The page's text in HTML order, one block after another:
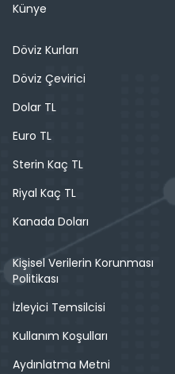
Künye
Döviz Kurları
Döviz Çevirici
Dolar TL
Euro TL
Sterin Kaç TL
Riyal Kaç TL
Kanada Doları
Kişisel Verilerin Korunması
Politikası
İzleyici Temsilcisi
Kullanım Koşulları
Aydınlatma Metni